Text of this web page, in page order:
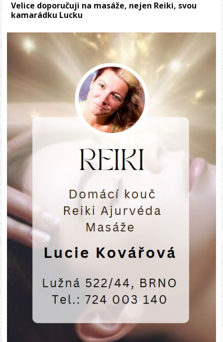
Velice doporučuji na masáže, nejen Reiki, svou
kamarádku Lucku